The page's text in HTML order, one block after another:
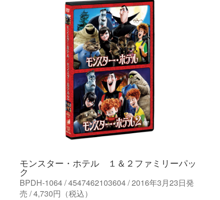
モンスター・ホテル １＆２ファミリーパッ
ク
BPDH-1064 / 4547462103604 / 2016年3月23日発
売 / 4,730円（税込）